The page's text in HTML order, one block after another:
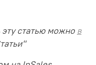
эту статью можно в